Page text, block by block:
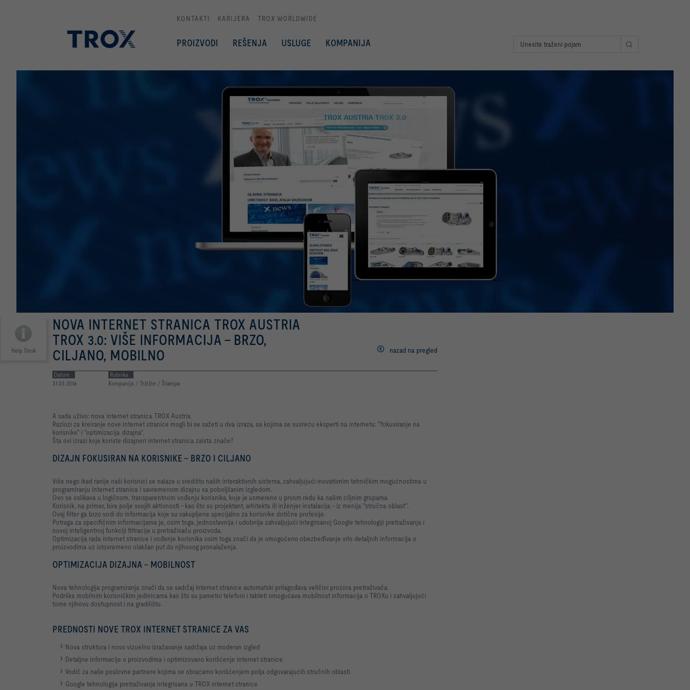
KONTAKTI KARIJERA TROX WORLDWIDE
PROIZVODI REŠENJA USLUGE KOMPANIJA
Help Desk
NOVA INTERNET STRANICA TROX AUSTRIA
TROX 3.0: VIŠE INFORMACIJA – BRZO,
CILJANO, MOBILNO
nazad na pregled
Datum
31.03.2016
Rubrika
Kompanija / Tržište / Štampa
A sada uživo: nova internet stranica TROX Austria
Razlozi za kreiranje nove internet stranice mogli bi se sažeti u dva izraza, sa kojima se susreću eksperti na internetu: "fokusiranje na
korisnike" i "optimizacija dizajna".
Šta ovi izrazi koje koriste dizajneri internet stranica zaista znače?
DIZAJN FOKUSIRAN NA KORISNIKE - BRZO I CILJANO
Više nego ikad ranije naši korisnici se nalaze u središtu naših interaktivnih sistema, zahvaljujući inovativnim tehničkim mogućnostima u
programiranju internet stranica i savremenom dizajnu sa poboljšanim izgledom.
Ovo se oslikava u logičnom, transparentnom vođenju korisnika, koje je usmereno u prvom redu ka našim ciljnim grupama.
Korisnik, na primer, bira polje svojih aktivnosti - kao što su projektant, arhitekta ili inženjer instalacija - iz menija "stručna oblast".
Ovaj filter ga brzo vodi do informacija koje su sakupljene specijalno za korisnike dotične profesije.
Potraga za specifičnim informacijama je, osim toga, jednostavnija i udobnija zahvaljujući integrisanoj Google tehnologiji pretraživanja i
novoj inteligentnoj funkciji filtracije u pretraživaču proizvoda.
Optimizacija rada internet stranice i vođenje korisnika osim toga znači da je omogućeno obezbeđivanje vrlo detaljnih informacija o
proizvodima uz istovremeno olakšan put do njihovog pronalaženja.
OPTIMIZACIJA DIZAJNA – MOBILNOST
Nova tehnologija programiranja znači da se sadržaj internet stranice automatski prilagođava veličini prozora pretraživača.
Podrška mobilnim korisničkim jedinicama kao što su pametni telefoni i tableti omogućava mobilnost informacija o TROXu i zahvaljujući
tome njihovu dostupnost i na gradilištu.
PREDNOSTI NOVE TROX INTERNET STRANICE ZA VAS
Nova struktura i novo vizuelno izražavanje sadržaja uz moderan izgled
Detaljne informacije o proizvodima i optimizovano korišćenje internet stranice
Vodič za naše poslovne partnere kojima se obraćamo korišćenjem polja odgovarajućih stručnih oblasti
Google tehnologija pretraživanja integrisana u TROX internet stranice